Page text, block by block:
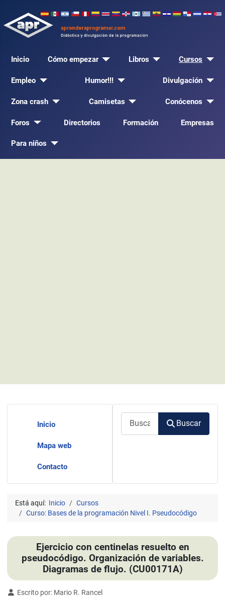
Inicio Cómo empezar Libros Cursos
Empleo Humor!!! Divulgación
Zona crash Camisetas Conócenos
Foros Directorios Formación Empresas
Para niños
Inicio
Mapa web
Contacto
Buscar
Está aquí: Inicio
Cursos
Curso: Bases de la programación Nivel I. Pseudocódigo
Ejercicio con centinelas resuelto en
pseudocódigo. Organización de variables.
Diagramas de flujo. (CU00171A)
Detalles
Escrito por: Mario R. Rancel